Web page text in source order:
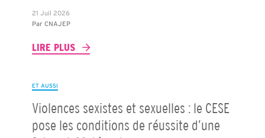
21 Juil 2026
Par CNAJEP
LIRE PLUS
ET AUSSI
Violences sexistes et sexuelles : le CESE
pose les conditions de réussite d’une